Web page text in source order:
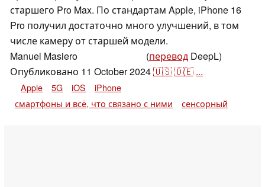
старшего Pro Max. По стандартам Apple, iPhone 16
Pro получил достаточно много улучшений, в том
числе камеру от старшей модели.
Manuel Masiero
(перевод DeepL)
Опубликовано 11 October 2024🇺🇸🇩🇪 ...
Apple 5G iOS
iPhone
смартфоны и всё, что связано с ними
сенсорный